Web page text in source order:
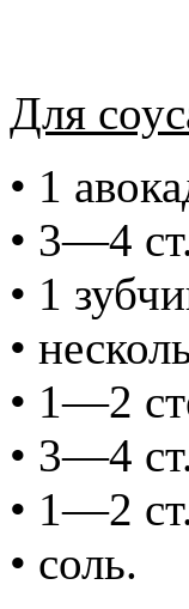
Для
• 1
• 3—4
• 1
•
• 1—2
• 3—4
• 1—2
• соль.